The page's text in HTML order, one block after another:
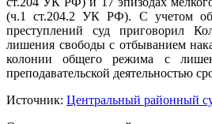
(ч.1 ст.204.2 УК РФ). С учетом
преступлений суд приговорил
лишения свободы с отбыванием
колонии общего режима с
преподавательской деятельностью
Источник: Центральный районный